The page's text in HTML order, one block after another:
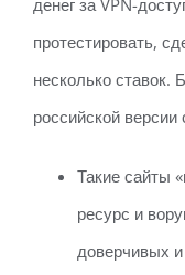
протестировать,
несколько ставок.
российской версии
Такие сайты
ресурс и
доверчивых